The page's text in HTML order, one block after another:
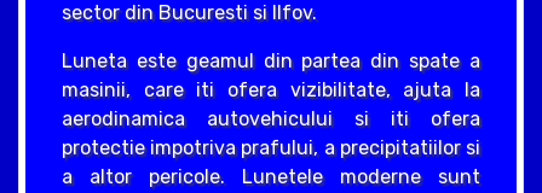
sector din Bucuresti si Ilfov.
Luneta este geamul din partea din spate a
masinii, care iti ofera vizibilitate, ajuta la
aerodinamica autovehicului si iti ofera
protectie impotriva prafului, a precipitatiilor si
a altor pericole. Lunetele moderne sunt